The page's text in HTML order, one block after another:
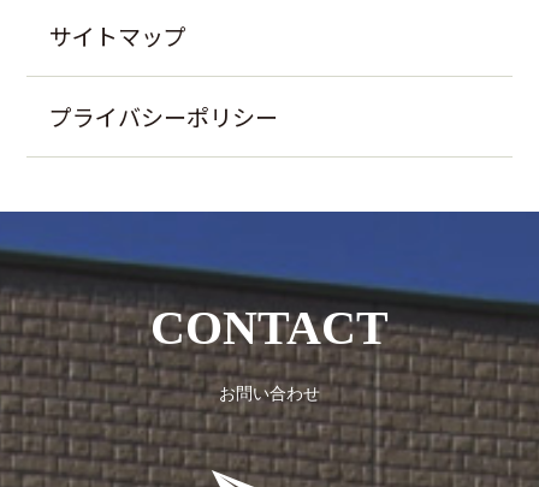
サイトマップ
プライバシーポリシー
CONTACT
お問い合わせ